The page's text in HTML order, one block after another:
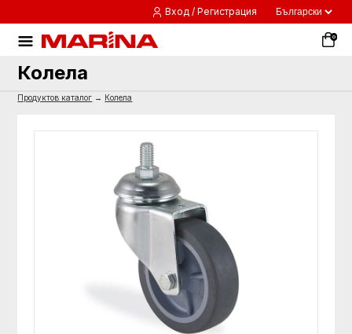
Вход / Регистрация
0
Колела
Продуктов каталог → Колела